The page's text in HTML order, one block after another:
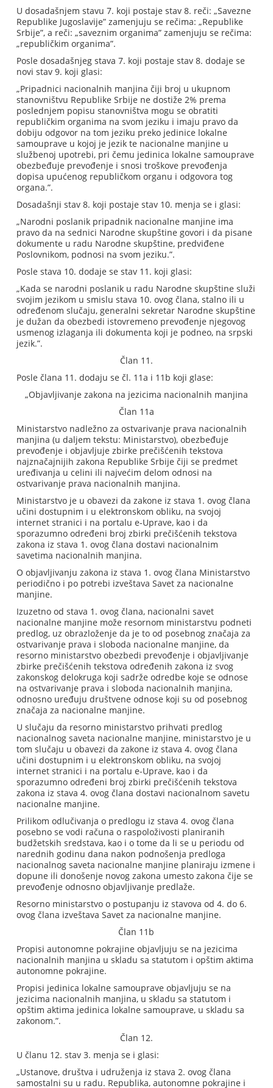
U dosadašnjem stavu 7. koji postaje stav 8. reči: „Savezne
Republike Jugoslavije” zamenjuju se rečima: „Republike
Srbije”, a reči: „saveznim organima” zamenjuju se rečima:
„republičkim organima”.
Posle dosadašnjeg stava 7. koji postaje stav 8. dodaje se
novi stav 9. koji glasi:
„Pripadnici nacionalnih manjina čiji broj u ukupnom
stanovništvu Republike Srbije ne dostiže 2% prema
poslednjem popisu stanovništva mogu se obratiti
republičkim organima na svom jeziku i imaju pravo da
dobiju odgovor na tom jeziku preko jedinice lokalne
samouprave u kojoj je jezik te nacionalne manjine u
službenoj upotrebi, pri čemu jedinica lokalne samouprave
obezbeđuje prevođenje i snosi troškove prevođenja
dopisa upućenog republičkom organu i odgovora tog
organa.”.
Dosadašnji stav 8. koji postaje stav 10. menja se i glasi:
„Narodni poslanik pripadnik nacionalne manjine ima
pravo da na sednici Narodne skupštine govori i da pisane
dokumente u radu Narodne skupštine, predviđene
Poslovnikom, podnosi na svom jeziku.”.
Posle stava 10. dodaje se stav 11. koji glasi:
„Kada se narodni poslanik u radu Narodne skupštine služi
svojim jezikom u smislu stava 10. ovog člana, stalno ili u
određenom slučaju, generalni sekretar Narodne skupštine
je dužan da obezbedi istovremeno prevođenje njegovog
usmenog izlaganja ili dokumenta koji je podneo, na srpski
jezik.”.
Član 11.
Posle člana 11. dodaju se čl. 11a i 11b koji glase:
„Objavljivanje zakona na jezicima nacionalnih manjina
Član 11a
Ministarstvo nadležno za ostvarivanje prava nacionalnih
manjina (u daljem tekstu: Ministarstvo), obezbeđuje
prevođenje i objavljuje zbirke prečišćenih tekstova
najznačajnijih zakona Republike Srbije čiji se predmet
uređivanja u celini ili najvećim delom odnosi na
ostvarivanje prava nacionalnih manjina.
Ministarstvo je u obavezi da zakone iz stava 1. ovog člana
učini dostupnim i u elektronskom obliku, na svojoj
internet stranici i na portalu e-Uprave, kao i da
sporazumno određeni broj zbirki prečišćenih tekstova
zakona iz stava 1. ovog člana dostavi nacionalnim
savetima nacionalnih manjina.
O objavljivanju zakona iz stava 1. ovog člana Ministarstvo
periodično i po potrebi izveštava Savet za nacionalne
manjine.
Izuzetno od stava 1. ovog člana, nacionalni savet
nacionalne manjine može resornom ministarstvu podneti
predlog, uz obrazloženje da je to od posebnog značaja za
ostvarivanje prava i sloboda nacionalne manjine, da
resorno ministarstvo obezbedi prevođenje i objavljivanje
zbirke prečišćenih tekstova određenih zakona iz svog
zakonskog delokruga koji sadrže odredbe koje se odnose
na ostvarivanje prava i sloboda nacionalnih manjina,
odnosno uređuju društvene odnose koji su od posebnog
značaja za nacionalne manjine.
U slučaju da resorno ministarstvo prihvati predlog
nacionalnog saveta nacionalne manjine, ministarstvo je u
tom slučaju u obavezi da zakone iz stava 4. ovog člana
učini dostupnim i u elektronskom obliku, na svojoj
internet stranici i na portalu e-Uprave, kao i da
sporazumno određeni broj zbirki prečišćenih tekstova
zakona iz stava 4. ovog člana dostavi nacionalnom savetu
nacionalne manjine.
Prilikom odlučivanja o predlogu iz stava 4. ovog člana
posebno se vodi računa o raspoloživosti planiranih
budžetskih sredstava, kao i o tome da li se u periodu od
narednih godinu dana nakon podnošenja predloga
nacionalnog saveta nacionalne manjine planiraju izmene i
dopune ili donošenje novog zakona umesto zakona čije se
prevođenje odnosno objavljivanje predlaže.
Resorno ministarstvo o postupanju iz stavova od 4. do 6.
ovog člana izveštava Savet za nacionalne manjine.
Član 11b
Propisi autonomne pokrajine objavljuju se na jezicima
nacionalnih manjina u skladu sa statutom i opštim aktima
autonomne pokrajine.
Propisi jedinica lokalne samouprave objavljuju se na
jezicima nacionalnih manjina, u skladu sa statutom i
opštim aktima jedinica lokalne samouprave, u skladu sa
zakonom.”.
Član 12.
U članu 12. stav 3. menja se i glasi:
„Ustanove, društva i udruženja iz stava 2. ovog člana
samostalni su u radu. Republika, autonomne pokrajine i